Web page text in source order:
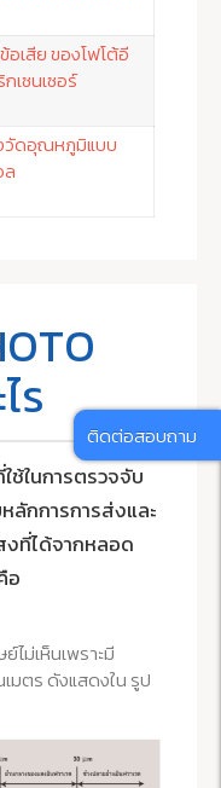
เสีย ของโฟโต้อี
เซนเซอร์
วัดอุณหภูมิแบบ
ร
ในการตรวจจับ
ลักการการส่งและ
งที่ได้จากหลอด
อ
ไม่เห็นเพราะมี
มตร ดังแสดงใน รูป
ติดต่อสอบถาม